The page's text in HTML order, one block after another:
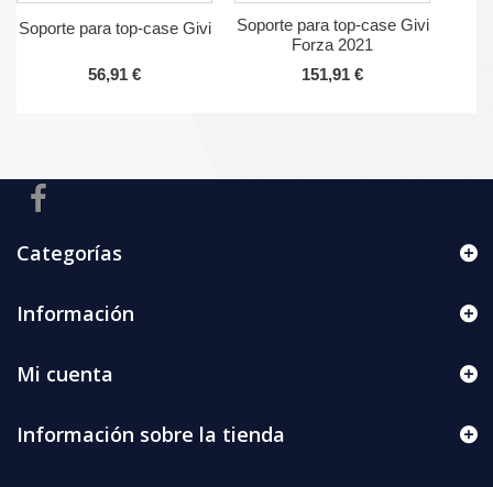
Soporte para top-case Givi
56,91 €
Soporte para top-case Givi
Forza 2021
151,91 €
Categorías
Información
Mi cuenta
Información sobre la tienda